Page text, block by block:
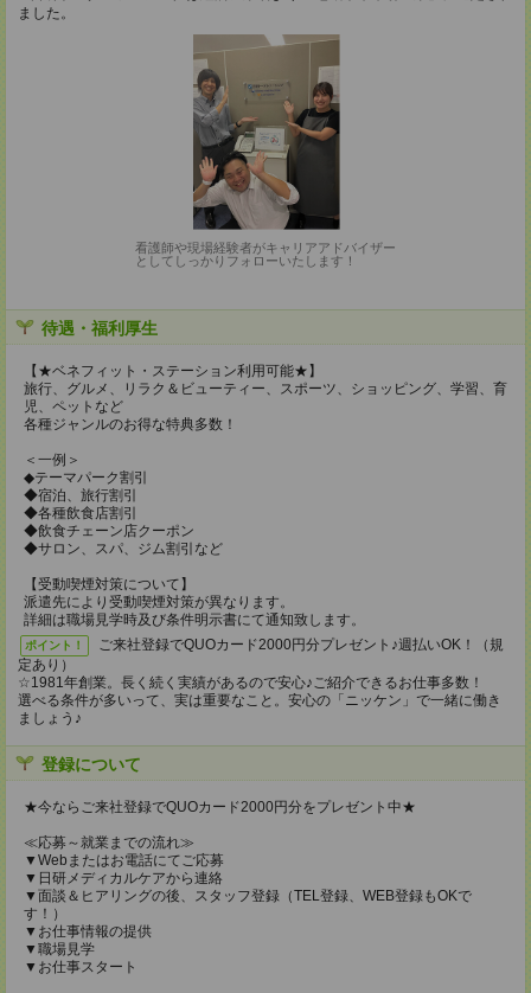
ました。
看護師や現場経験者がキャリアアドバイザー
としてしっかりフォローいたします！
待遇・福利厚生
【★ベネフィット・ステーション利用可能★】
旅行、グルメ、リラク＆ビューティー、スポーツ、ショッピング、学習、育
児、ペットなど
各種ジャンルのお得な特典多数！
＜一例＞
◆テーマパーク割引
◆宿泊、旅行割引
◆各種飲食店割引
◆飲食チェーン店クーポン
◆サロン、スパ、ジム割引など
【受動喫煙対策について】
派遣先により受動喫煙対策が異なります。
詳細は職場見学時及び条件明示書にて通知致します。
ポイント！
ご来社登録でQUOカード2000円分プレゼント♪週払いOK！（規
定あり）
☆1981年創業。長く続く実績があるので安心♪ご紹介できるお仕事多数！
選べる条件が多いって、実は重要なこと。安心の「ニッケン」で一緒に働き
ましょう♪
登録について
★今ならご来社登録でQUOカード2000円分をプレゼント中★
≪応募～就業までの流れ≫
▼Webまたはお電話にてご応募
▼日研メディカルケアから連絡
▼面談＆ヒアリングの後、スタッフ登録（TEL登録、WEB登録もOKで
す！）
▼お仕事情報の提供
▼職場見学
▼お仕事スタート